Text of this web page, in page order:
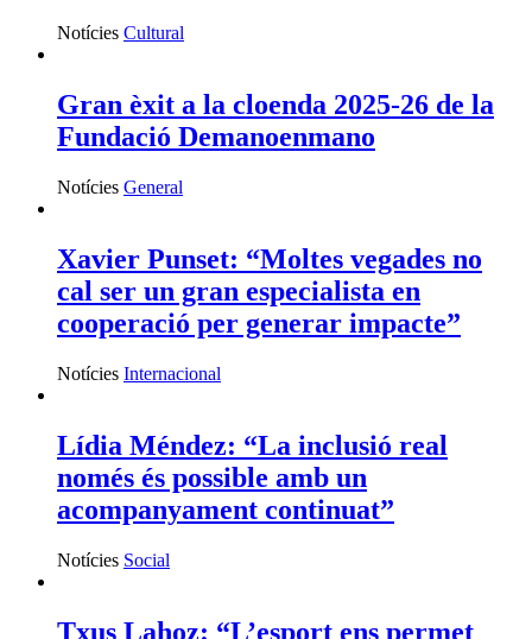
Notícies Cultural
Gran èxit a la cloenda 2025-26 de la
Fundació Demanoenmano
Notícies General
Xavier Punset: “Moltes vegades no
cal ser un gran especialista en
cooperació per generar impacte”
Notícies Internacional
Lídia Méndez: “La inclusió real
només és possible amb un
acompanyament continuat”
Notícies Social
Txus Lahoz: “L’esport ens permet